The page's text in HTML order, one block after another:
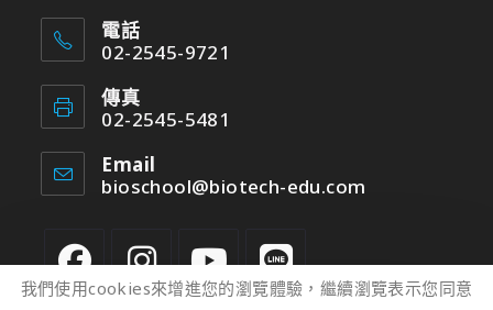
電話
02-2545-9721
傳真
02-2545-5481
Email
bioschool@biotech-edu.com
我們使用cookies來增進您的瀏覽體驗，繼續瀏覽表示您同意